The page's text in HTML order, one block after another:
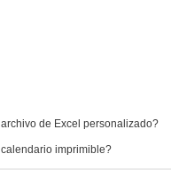
de Excel personalizado?
imprimible?